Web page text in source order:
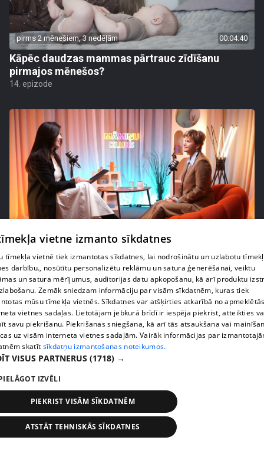
pirms 2 mēnešiem, 3 nedēļām 00:04:40
Kāpēc daudzas mammas pārtrauc zīdīšanu
pirmajos mēnešos?
14. epizode
pirms 2 mēnešiem, 4 nedēļām
Vai pasaules krīzes ietekmē lēmumu par bērnu
radīšanu?
14. epizode
vietne izmanto sīkdatnes
tīmekļa vietnē tiek izmantotas sīkdatnes, lai nodrošinātu un uzlabotu
darbību., nosūtītu personalizētu reklāmu un satura ģenerēšanai, veiktu
un satura mērījumus, auditorijas datu apkopošanu, kā arī produktu
Zemāk sniedzam informāciju par visām sīkdatnēm, kuras tiek
mūsu tīmekļa vietnēs. Sīkdatnes var atšķirties atkarībā no
vietnes sadaļas. Lietotājam jebkurā brīdī ir iespēja piekrist, atteikties
savu piekrišanu. Piekrišanas sniegšana, kā arī tās atsaukšana vai
uz visām interneta vietnes sadaļām. Vairāk informācijas par
skatīt sīkdatņu izmantošanas noteikumos.
VISUS PARTNERUS (1718) →
IZVĒLI
PIEKRIST VISĀM SĪKDATNĒM
ATSTĀT TEHNISKĀS SĪKDATNES